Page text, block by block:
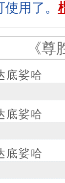
用了。
《
底娑哈
底娑哈
底娑哈